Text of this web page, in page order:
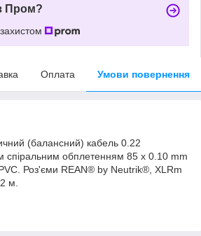
Пром?
Оплата Умови повернення
(балансний) кабель 0.22
спіральним обплетенням 85 x 0.10 mm
Роз'єми REAN® by Neutrik®, XLRm
м.